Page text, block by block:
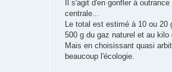
Il s'agit d'en gonfler à
centrale...
Le total est estimé à 10 ou 20
500 g du gaz naturel et au kilo
Mais en choisissant quasi
beaucoup l'écologie.